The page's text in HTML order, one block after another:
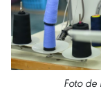
Foto de